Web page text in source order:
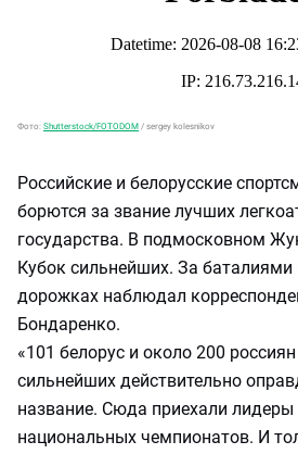
Фото: Shutterstock/FOTODOM / sergey kolesnikov
Российские и белорусские
борются за звание лучших
государства. В подмосковном
Кубок сильнейших. За баталиями
дорожках наблюдал
Бондаренко.
«101 белорус и около 200
сильнейших действительно
название. Сюда приехали лидеры
национальных чемпионатов. И